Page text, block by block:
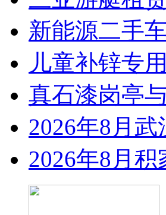
新能源二手
儿童补锌专
真石漆岗亭
2026年8月
2026年8月